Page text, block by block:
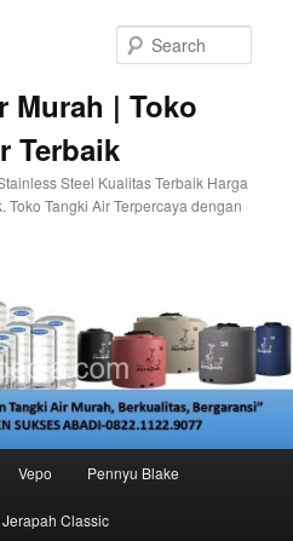
Murah | Toko
Terbaik
Steel Kualitas Terbaik Harga
Toko Tangki Air Terpercaya dengan
Vepo Pennyu Blake
Jerapah Classic